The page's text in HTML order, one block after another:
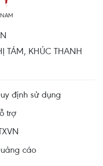
TÁM, KHÚC THANH
định sử dụng
trợ
cáo